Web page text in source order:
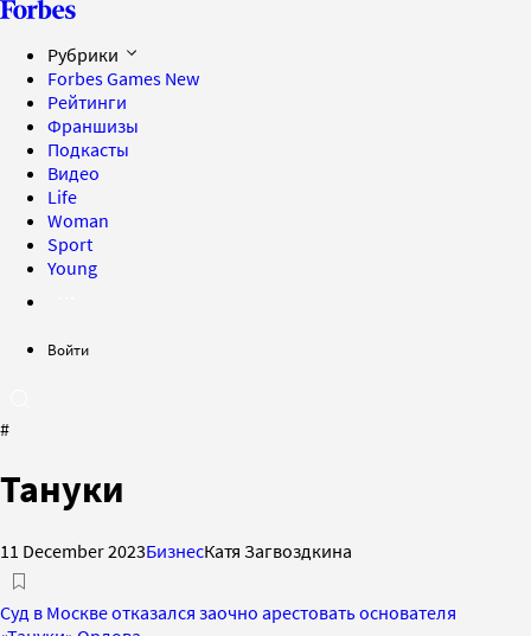
Рубрики
Forbes Games New
Рейтинги
Франшизы
Подкасты
Видео
Life
Woman
Sport
Young
Войти
#
Тануки
11 December 2023БизнесКатя Загвоздкина
Суд в Москве отказался заочно арестовать основателя